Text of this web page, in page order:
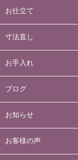
お仕立て
寸法直し
お手入れ
ブログ
お知らせ
お客様の声